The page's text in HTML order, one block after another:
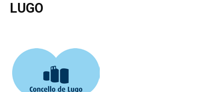
LUGO